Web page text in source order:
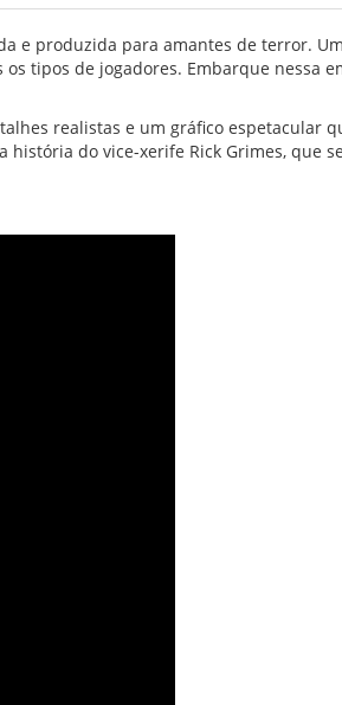
e produzida para amantes de terror.
tipos de jogadores. Embarque nessa
realistas e um gráfico espetacular
do vice-xerife Rick Grimes, que